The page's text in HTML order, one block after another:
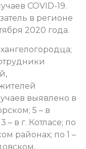
COVID-19.
в регионе
2020 года.
выявлено в
5 – в
– в г. Котласе; по
районах; по 1 –